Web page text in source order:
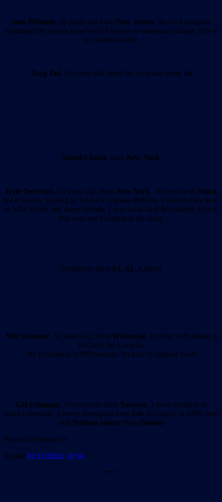
Sam Pittman, 18 years old from New Jersey. Im on a program
spending the year in israel before I go to an american college. I love
to volunteer here
Teag Zul, 19 years old, from Tel Aviv and mum Jo
Mendel Isaak from New York
Kyle Newman, 22 years old, from New York. Arrived with Masa
for 6 weeks. Staying in Tel Aviv. I speak Hebrew. I have family here
in Kfar Vitkin and many friends. I love Israel and Im making Aliyah
this year and enlisting in the army
Volunteers from EL AL Airlines
Mei Sommer, 32 years old, from Wisconsin. Im here with Masa in
Tel Aviv for 6 weeks.
My profession is Phlebotomy. Im here to support Israel
Gal Fridman, 33 years old from Toronto. I have business in
Rocks-tarmusic. Parents immigrant from lviv (Ukraine) in 1990 year
and Nathan Singerfrom Boston
Photo of February 8
Added 02/11/2024, 11:54
***